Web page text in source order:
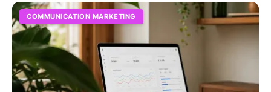
COMMUNICATION MARKETING